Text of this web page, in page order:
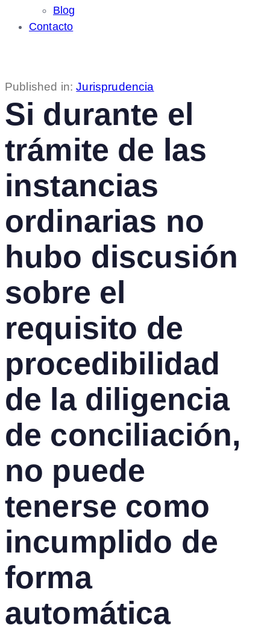
Blog
Contacto
Published in: Jurisprudencia
Si durante el
trámite de las
instancias
ordinarias no
hubo discusión
sobre el
requisito de
procedibilidad
de la diligencia
de conciliación,
no puede
tenerse como
incumplido de
forma
automática